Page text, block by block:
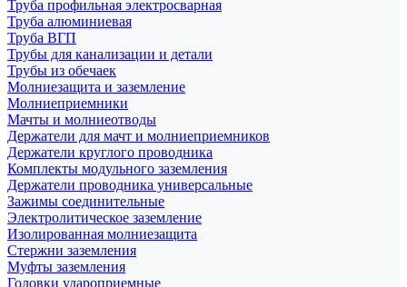
Труба профильная электросварная
Труба алюминиевая
Труба ВГП
Трубы для канализации и детали
Трубы из обечаек
Молниезащита и заземление
Молниеприемники
Мачты и молниеотводы
Держатели для мачт и молниеприемников
Держатели круглого проводника
Комплекты модульного заземления
Держатели проводника универсальные
Зажимы соединительные
Электролитическое заземление
Изолированная молниезащита
Стержни заземления
Муфты заземления
Головки удароприемные